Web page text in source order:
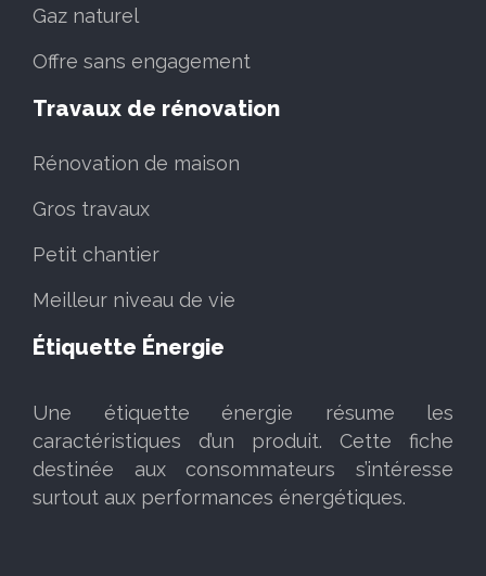
Gaz naturel
Offre sans engagement
Travaux de rénovation
Rénovation de maison
Gros travaux
Petit chantier
Meilleur niveau de vie
Étiquette Énergie
Une étiquette énergie résume les
caractéristiques d’un produit. Cette fiche
destinée aux consommateurs s’intéresse
surtout aux performances énergétiques.